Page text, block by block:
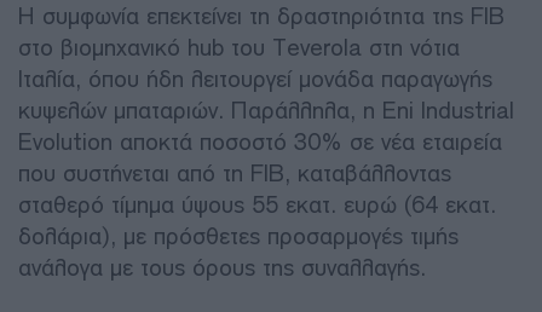
Η συμφωνία επεκτείνει τη δραστηριότητα της FIB
στο βιομηχανικό hub του Teverola στη νότια
Ιταλία, όπου ήδη λειτουργεί μονάδα παραγωγής
κυψελών μπαταριών. Παράλληλα, η Eni Industrial
Evolution αποκτά ποσοστό 30% σε νέα εταιρεία
που συστήνεται από τη FIB, καταβάλλοντας
σταθερό τίμημα ύψους 55 εκατ. ευρώ (64 εκατ.
δολάρια), με πρόσθετες προσαρμογές τιμής
ανάλογα με τους όρους της συναλλαγής.